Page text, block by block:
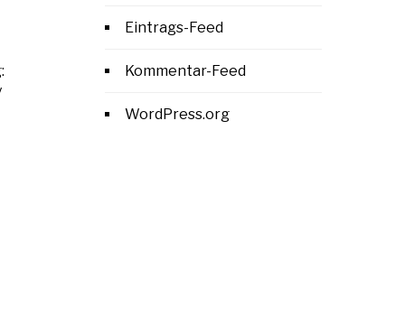
Eintrags-Feed
Kommentar-Feed
WordPress.org